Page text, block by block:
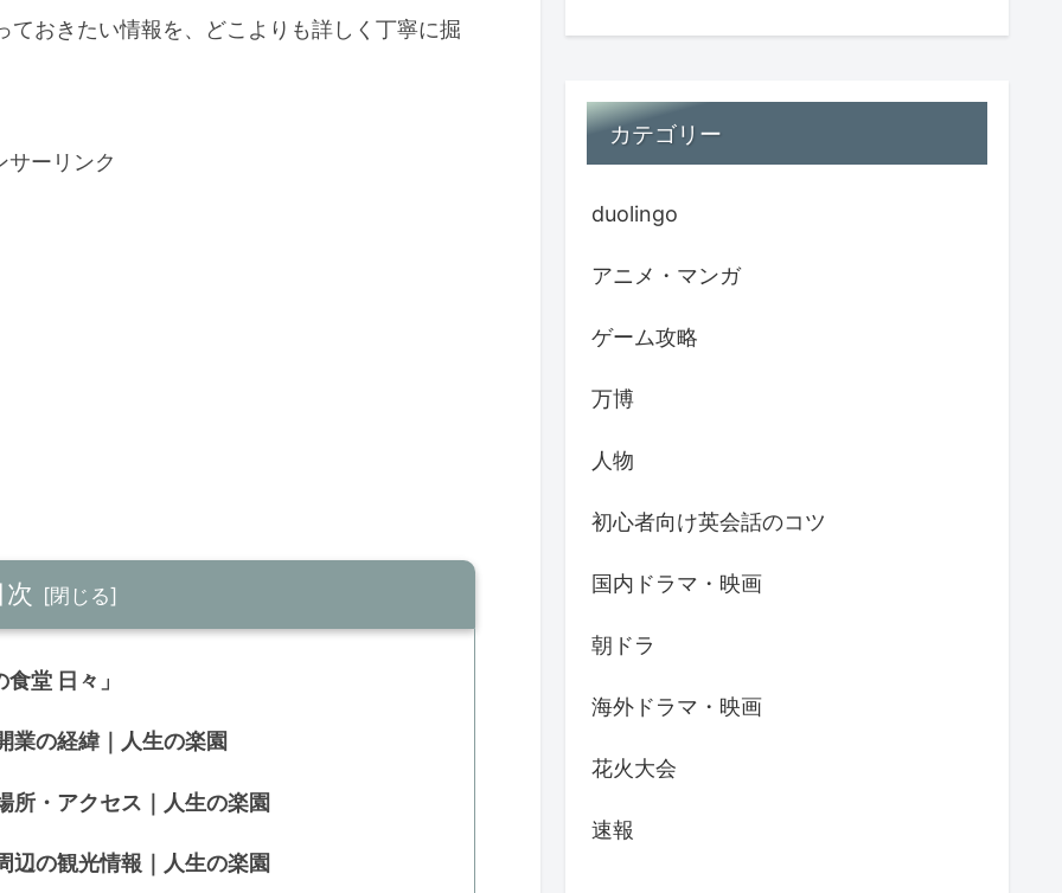
おきたい情報を、どこよりも詳しく丁寧に掘
サーリンク
次
堂 日々」
業の経緯｜人生の楽園
所・アクセス｜人生の楽園
辺の観光情報｜人生の楽園
カテゴリー
duolingo
アニメ・マンガ
ゲーム攻略
万博
人物
初心者向け英会話のコツ
国内ドラマ・映画
朝ドラ
海外ドラマ・映画
花火大会
速報